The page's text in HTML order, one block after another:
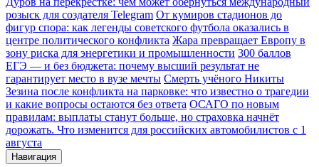
розыск для создателя Telegram От кумиров стадионов до
фигур спора: как легенды советского футбола оказались в
центре политического конфликта Жара превращает Европу в
зону риска для энергетики и промышленности 300 баллов
ЕГЭ — и без бюджета: почему высший результат не
гарантирует место в вузе мечты Смерть учёного Никиты
Зезина после конфликта на парковке: что известно о трагедии
и какие вопросы остаются без ответа ОСАГО по новым
правилам: выплаты станут больше, но страховка начнёт
дорожать. Что изменится для российских автомобилистов с 1
августа
Навигация